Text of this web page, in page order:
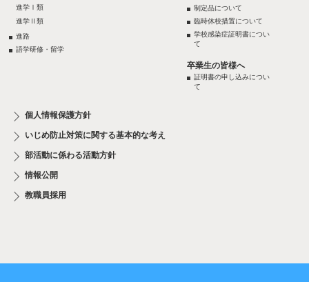
進学Ⅰ類
進学Ⅱ類
進路
語学研修・留学
制定品について
臨時休校措置について
学校感染症証明書につい
て
卒業生の皆様へ
証明書の申し込みについ
て
個人情報保護方針
いじめ防止対策に関する基本的な考え
部活動に係わる活動方針
情報公開
教職員採用